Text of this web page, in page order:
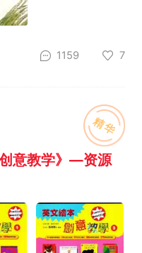
1159 7
精华
创意教学》—资源